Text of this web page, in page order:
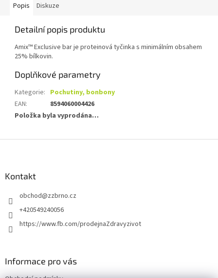
Popis Diskuze
Detailní popis produktu
Amix™ Exclusive bar je proteinová tyčinka s minimálním obsahem
25% bílkovin.
Doplňkové parametry
Kategorie: Pochutiny, bonbony
EAN:
8594060004426
Položka byla vyprodána…
Kontakt
obchod@zzbrno.cz
+420549240056
https://www.fb.com/prodejnaZdravyzivot
Informace pro vás